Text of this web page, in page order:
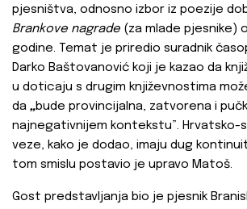
pjesništva, odnosno izbor iz poezije
Brankove nagrade (za mlade pjesnike)
godine. Temat je priredio suradnik
Darko Baštovanović koji je kazao da
u doticaju s drugim književnostima
da „bude provincijalna, zatvorena i
najnegativnijem kontekstu”. Hrvatsko-
veze, kako je dodao, imaju dug
tom smislu postavio je upravo Matoš.
Gost predstavljanja bio je pjesnik